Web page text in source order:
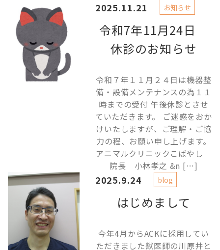
令和7年11月24日
休診のお知らせ
2025.11.21 お知らせ
令和７年１１月２４日は機器整
備・設備メンテナンスの為１１
時までの受付 午後休診とさせ
ていただきます。 ご迷惑をおか
けいたしますが、ご理解・ご協
力の程、お願い申し上げます。
アニマルクリニックこばやし
院長 小林孝之 &n […]
はじめまして
2025.9.24 blog
今年4月からACKに採用してい
ただきました獣医師の川原井と